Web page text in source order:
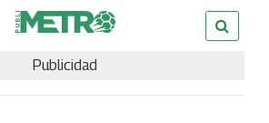
Publicidad